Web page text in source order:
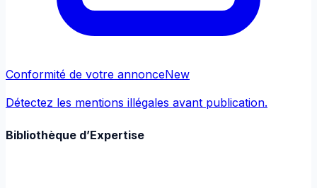
Conformité de votre annonceNew
Détectez les mentions illégales avant publication.
Bibliothèque d’Expertise